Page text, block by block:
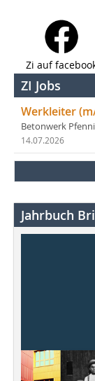
Zi auf
ZI Jobs
Werkleiter
Betonwerk
14.07.2026
Jahrbuch